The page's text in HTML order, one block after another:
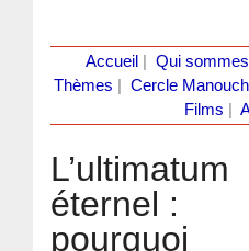
Accueil Qui
Thèmes
Cercle
Films
L’ultimatum
éternel :
pourquoi